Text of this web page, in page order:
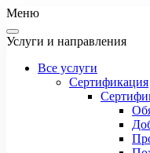
Меню
Услуги и направления
Все услуги
Сертификация